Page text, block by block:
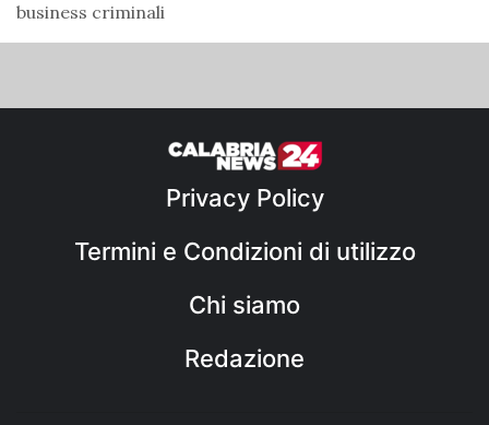
business criminali
Privacy Policy
Termini e Condizioni di utilizzo
Chi siamo
Redazione